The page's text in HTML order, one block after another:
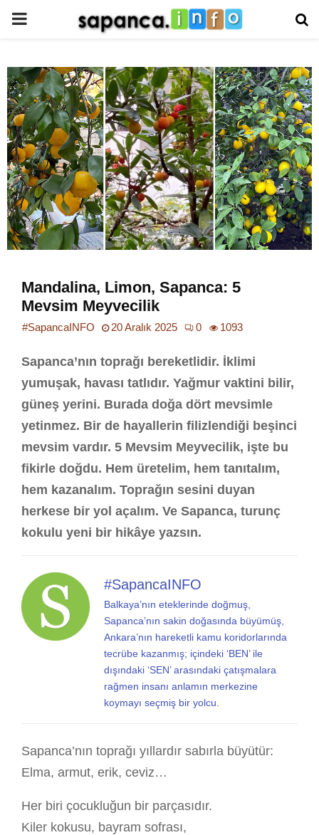
PRIMARY
Mandalina, Limon, Sapanca: 5
Mevsim Meyvecilik
#SapancaINFO 20 Aralık 2025 0 1093
Sapanca’nın toprağı bereketlidir. İklimi
yumuşak, havası tatlıdır. Yağmur vaktini bilir,
güneş yerini. Burada doğa dört mevsimle
yetinmez. Bir de hayallerin filizlendiği beşinci
mevsim vardır. 5 Mevsim Meyvecilik, işte bu
fikirle doğdu. Hem üretelim, hem tanıtalım,
hem kazanalım. Toprağın sesini duyan
herkese bir yol açalım. Ve Sapanca, turunç
kokulu yeni bir hikâye yazsın.
#SapancaINFO
Balkaya’nın eteklerinde doğmuş,
Sapanca’nın sakin doğasında büyümüş,
Ankara’nın hareketli kamu koridorlarında
tecrübe kazanmış; içindeki ‘BEN’ ile
dışındaki ‘SEN’ arasındaki çatışmalara
rağmen insanı anlamın merkezine
koymayı seçmiş bir yolcu.
Sapanca’nın toprağı yıllardır sabırla büyütür:
Elma, armut, erik, ceviz…
Her biri çocukluğun bir parçasıdır.
Kiler kokusu, bayram sofrası,